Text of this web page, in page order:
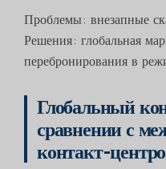
Проблемы: внезапные
Решения: глобальная
перебронирования в
Глобальный
сравнении с
контакт-